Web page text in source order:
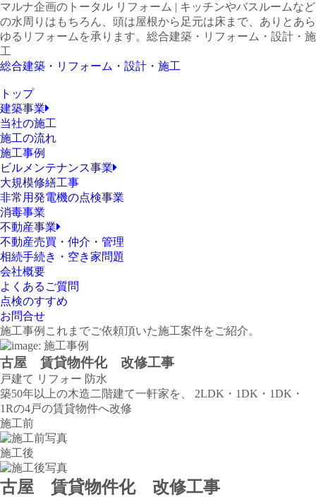
マルナ企画のトータル リフォーム | キッチンやバスルームなど
の水周りはもちろん、頭は屋根から足元は床まで、ありとあら
ゆるリフォームを承ります。 総合建築・リフォーム・設計・施
工
総合建築・リフォーム・設計・施工
トップ
建築事業
当社の施工
施工の流れ
施工事例
ビルメンテナンス事業
大規模修繕工事
非常用発電機の点検事業
消毒事業
不動産事業
不動産売買・仲介・管理
相続手続き・空き家問題
会社概要
よくあるご質問
点検のすすめ
お問合せ
施工事例 これまでご依頼頂いた施工案件をご紹介。
古屋 賃貸物件化 改修工事
戸建て リフォー 防水
築50年以上の木造二階建て一軒家を、 2LDK・1DK・1DK・
1Rの4戸の賃貸物件へ改修
施工前
施工後
古屋 賃貸物件化 改修工事